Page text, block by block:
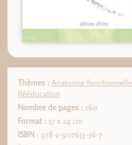
Thèmes : Anatomie fonctionnelle
Rééducation
Nombre de pages : 160
Format : 17 x 24 cm
ISBN : 978-2-907653-36-7